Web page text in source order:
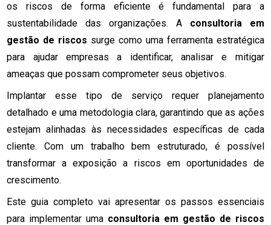
os riscos de forma eficiente é fundamental para a
sustentabilidade das organizações. A consultoria em
gestão de riscos surge como uma ferramenta estratégica
para ajudar empresas a identificar, analisar e mitigar
ameaças que possam comprometer seus objetivos.
Implantar esse tipo de serviço requer planejamento
detalhado e uma metodologia clara, garantindo que as ações
estejam alinhadas às necessidades específicas de cada
cliente. Com um trabalho bem estruturado, é possível
transformar a exposição a riscos em oportunidades de
crescimento.
Este guia completo vai apresentar os passos essenciais
para implementar uma consultoria em gestão de riscos